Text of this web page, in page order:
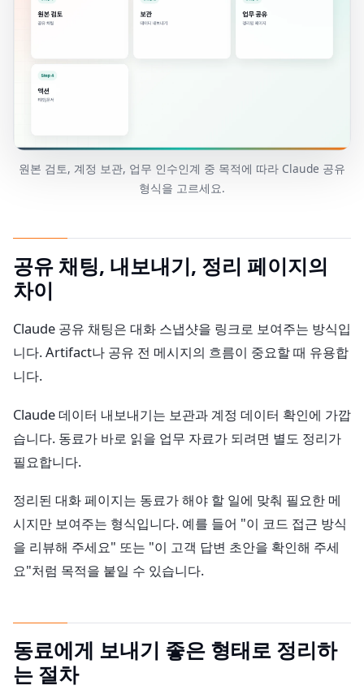
원본 검토, 계정 보관, 업무 인수인계 중 목적에 따라 Claude 공유
형식을 고르세요.
공유 채팅, 내보내기, 정리 페이지의
차이
Claude 공유 채팅은 대화 스냅샷을 링크로 보여주는 방식입
니다. Artifact나 공유 전 메시지의 흐름이 중요할 때 유용합
니다.
Claude 데이터 내보내기는 보관과 계정 데이터 확인에 가깝
습니다. 동료가 바로 읽을 업무 자료가 되려면 별도 정리가
필요합니다.
정리된 대화 페이지는 동료가 해야 할 일에 맞춰 필요한 메
시지만 보여주는 형식입니다. 예를 들어 "이 코드 접근 방식
을 리뷰해 주세요" 또는 "이 고객 답변 초안을 확인해 주세
요"처럼 목적을 붙일 수 있습니다.
동료에게 보내기 좋은 형태로 정리하
는 절차